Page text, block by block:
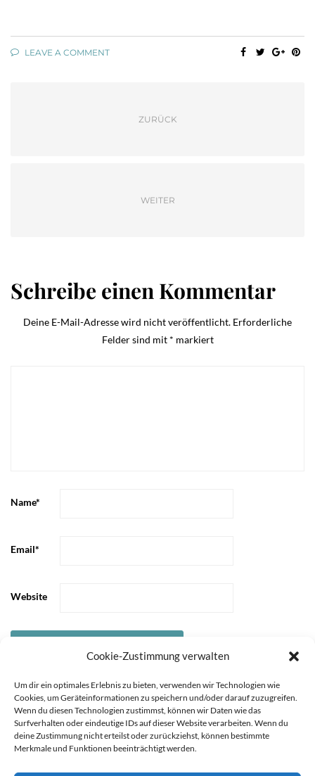
Cookie-Zustimmung verwalten
Um dir ein optimales Erlebnis zu bieten, verwenden wir Technologien wie
Cookies, um Geräteinformationen zu speichern und/oder darauf zuzugreifen.
Wenn du diesen Technologien zustimmst, können wir Daten wie das
Surfverhalten oder eindeutige IDs auf dieser Website verarbeiten. Wenn du
deine Zustimmung nicht erteilst oder zurückziehst, können bestimmte
Merkmale und Funktionen beeinträchtigt werden.
LEAVE A COMMENT
ZURÜCK
WEITER
Schreibe einen Kommentar
Deine E-Mail-Adresse wird nicht veröffentlicht. Erforderliche
Felder sind mit * markiert
Name*
Email*
Website